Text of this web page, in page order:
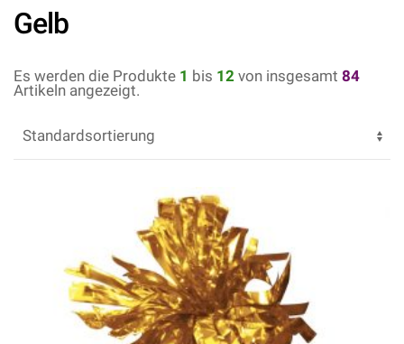
Gelb
Es werden die Produkte 1 bis 12 von insgesamt 84
Artikeln angezeigt.